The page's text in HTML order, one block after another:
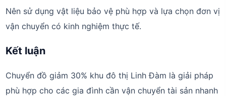
Nên sử dụng vật liệu bảo vệ phù hợp và lựa chọn đơn vị
vận chuyển có kinh nghiệm thực tế.
Kết luận
Chuyển đồ giảm 30% khu đô thị Linh Đàm là giải pháp
phù hợp cho các gia đình cần vận chuyển tài sản nhanh